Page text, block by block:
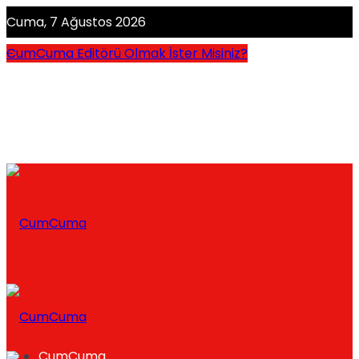
Cuma, 7 Ağustos 2026
CumCuma Editörü Olmak İster Misiniz?